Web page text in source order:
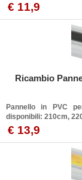
€ 11,9
Ricambio
Pannello in PVC
disponibili: 210cm,
€ 13,9